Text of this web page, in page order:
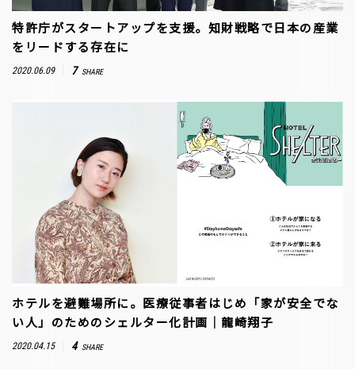
特許庁がスタートアップを支援。知財戦略で日本の産業
をリードする存在に
2020.06.09 7 SHARE
ホテルを避難場所に。医療従事者はじめ「家が安全でな
い人」のためのシェルター化計画│龍崎翔子
2020.04.15 4 SHARE